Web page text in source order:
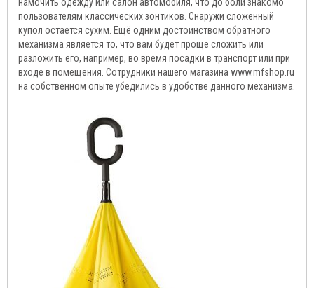
пользователям классических зонтиков. Снаружи сложенный
купол остается сухим. Ещё одним достоинством обратного
механизма является то, что вам будет проще сложить или
разложить его, например, во время посадки в транспорт или при
входе в помещения. Сотрудники нашего магазина www.mfshop.ru
на собственном опыте убедились в удобстве данного механизма.